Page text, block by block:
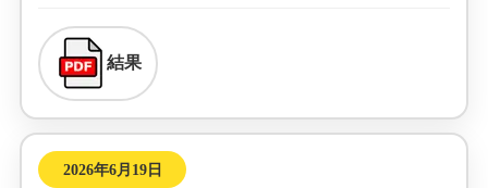
結果
2026年6月19日